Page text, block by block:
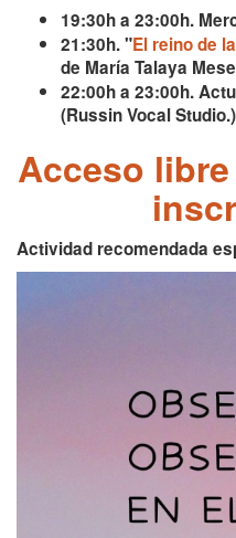
19:30h a 23:00h.
21:30h. "El reino de
de María Talaya
22:00h a 23:00h.
(Russin Vocal Studio.)
Acceso
Actividad recomendada